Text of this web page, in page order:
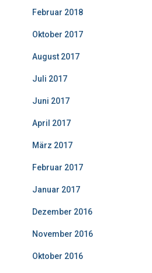
Februar 2018
Oktober 2017
August 2017
Juli 2017
Juni 2017
April 2017
März 2017
Februar 2017
Januar 2017
Dezember 2016
November 2016
Oktober 2016